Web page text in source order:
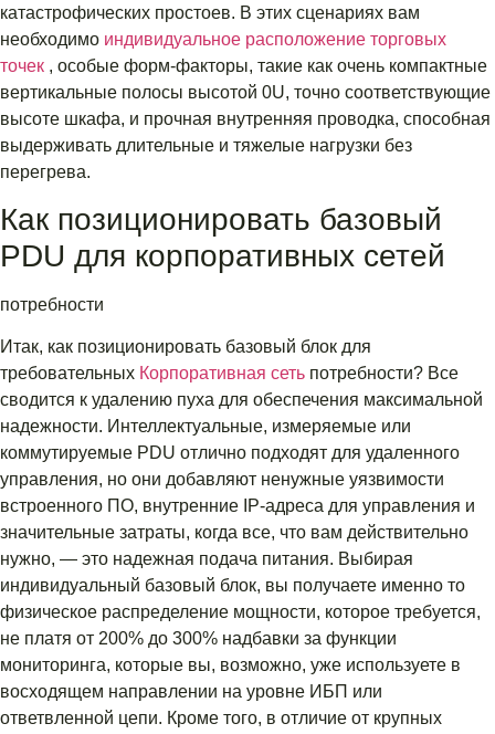
катастрофических простоев. В этих сценариях вам
необходимо индивидуальное расположение торговых
точек , особые форм-факторы, такие как очень компактные
вертикальные полосы высотой 0U, точно соответствующие
высоте шкафа, и прочная внутренняя проводка, способная
выдерживать длительные и тяжелые нагрузки без
перегрева.
Как позиционировать базовый
PDU для корпоративных сетей
потребности
Итак, как позиционировать базовый блок для
требовательных Корпоративная сеть потребности? Все
сводится к удалению пуха для обеспечения максимальной
надежности. Интеллектуальные, измеряемые или
коммутируемые PDU отлично подходят для удаленного
управления, но они добавляют ненужные уязвимости
встроенного ПО, внутренние IP-адреса для управления и
значительные затраты, когда все, что вам действительно
нужно, — это надежная подача питания. Выбирая
индивидуальный базовый блок, вы получаете именно то
физическое распределение мощности, которое требуется,
не платя от 200% до 300% надбавки за функции
мониторинга, которые вы, возможно, уже используете в
восходящем направлении на уровне ИБП или
ответвленной цепи. Кроме того, в отличие от крупных